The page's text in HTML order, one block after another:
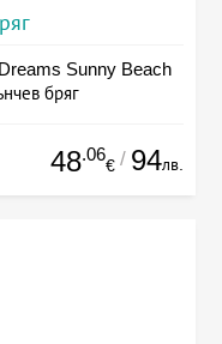
Sunny Beach
бряг
48.06
€ / 94лв.